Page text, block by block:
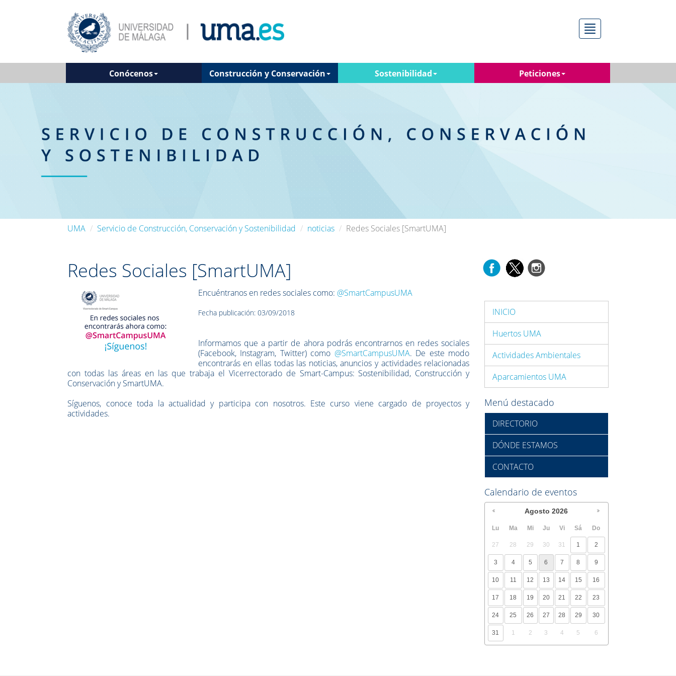
Menú
Conócenos Construcción y Conservación Sostenibilidad Peticiones
UMA Servicio de Construcción, Conservación y Sostenibilidad noticias Redes Sociales [SmartUMA]
Redes Sociales [SmartUMA]
Encuéntranos en redes sociales como: @SmartCampusUMA
Fecha publicación: 03/09/2018
Informamos que a partir de ahora podrás encontrarnos en redes sociales
(Facebook, Instagram, Twitter) como @SmartCampusUMA. De este modo
encontrarás en ellas todas las noticias, anuncios y actividades relacionadas
con todas las áreas en las que trabaja el Vicerrectorado de Smart-Campus: Sostenibilidad, Construcción y
Conservación y SmartUMA.
Síguenos, conoce toda la actualidad y participa con nosotros. Este curso viene cargado de proyectos y
actividades.
INICIO
Huertos UMA
Actividades Ambientales
Aparcamientos UMA
Menú destacado
DIRECTORIO
DÓNDE ESTAMOS
CONTACTO
Calendario de eventos
Agosto 2026
Lu Ma Mi Ju Vi Sá Do
27 28 29 30 31 1 2
3 4 5 6 7 8 9
10 11 12 13 14 15 16
17 18 19 20 21 22 23
24 25 26 27 28 29 30
31 1 2 3 4 5 6